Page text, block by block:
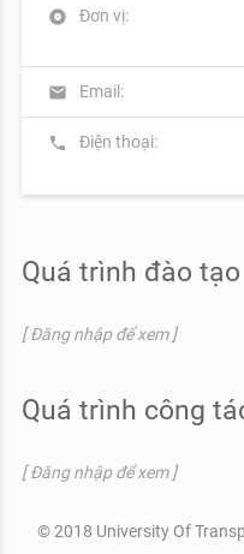
album Đơn vị:
mail Email:
phone Điện thoại:
Quá trình đào tạo
[ Đăng nhập để xem ]
Quá trình công
[ Đăng nhập để xem ]
© 2018 University Of